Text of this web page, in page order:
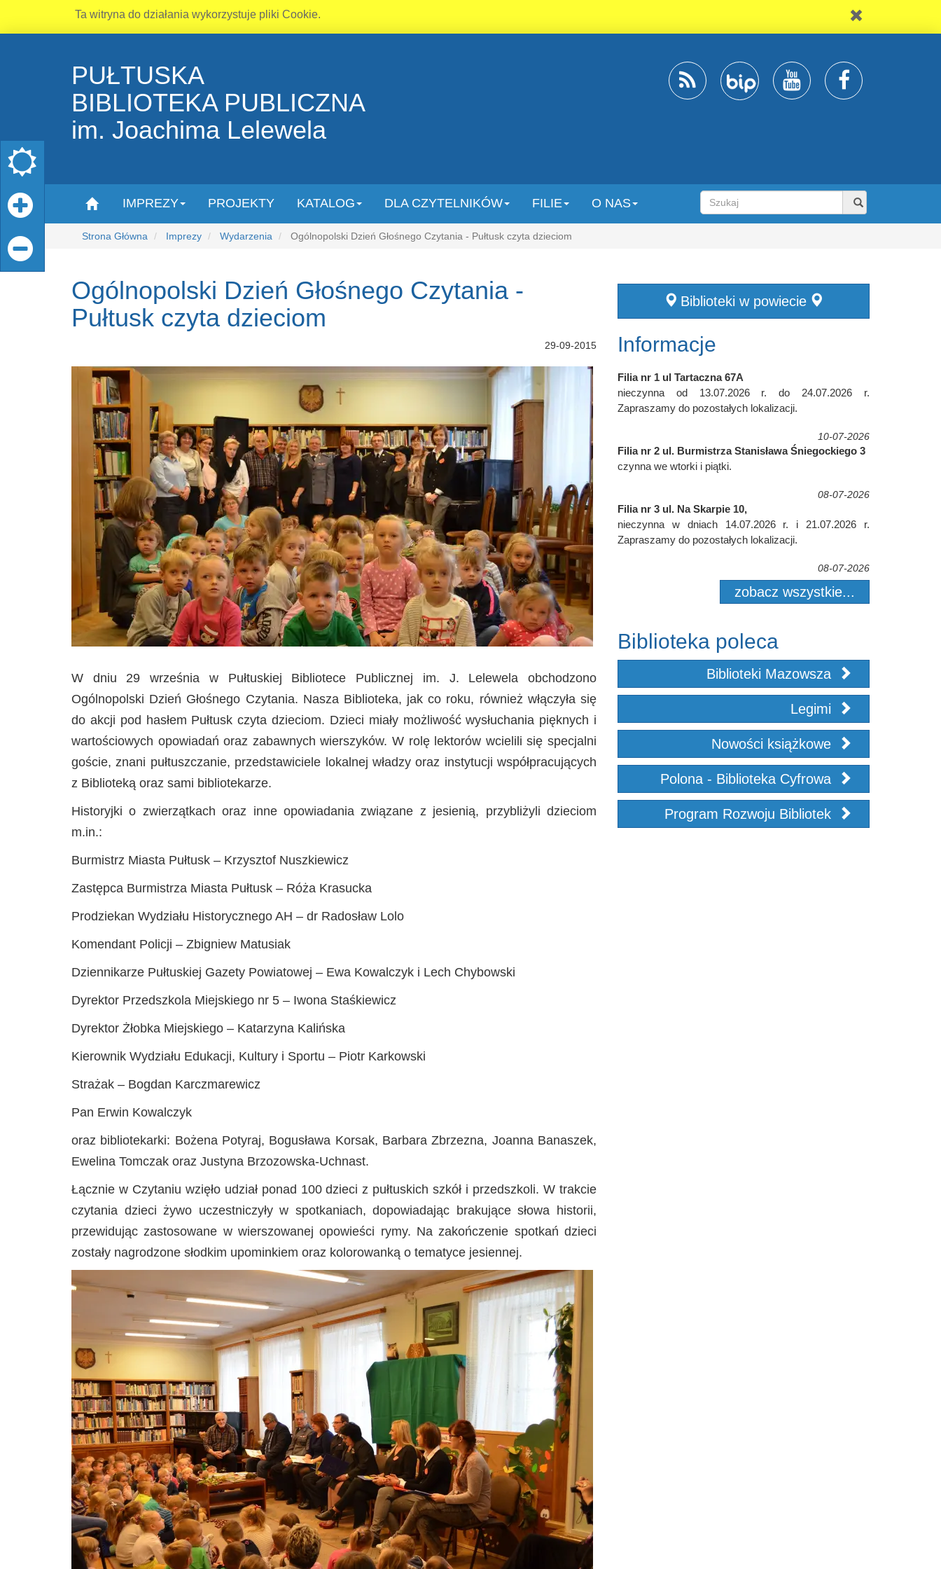
Ta witryna do działania wykorzystuje pliki Cookie.
PUŁTUSKA
BIBLIOTEKA PUBLICZNA
im. Joachima Lelewela
IMPREZY PROJEKTY KATALOG DLA CZYTELNIKÓW FILIE O NAS
Strona Główna Imprezy Wydarzenia Ogólnopolski Dzień Głośnego Czytania - Pułtusk czyta dzieciom
Ogólnopolski Dzień Głośnego Czytania -
Pułtusk czyta dzieciom
29-09-2015
W dniu 29 września w Pułtuskiej Bibliotece Publicznej im. J. Lelewela obchodzono
Ogólnopolski Dzień Głośnego Czytania. Nasza Biblioteka, jak co roku, również włączyła się
do akcji pod hasłem Pułtusk czyta dzieciom. Dzieci miały możliwość wysłuchania pięknych i
wartościowych opowiadań oraz zabawnych wierszyków. W rolę lektorów wcielili się specjalni
goście, znani pułtuszczanie, przedstawiciele lokalnej władzy oraz instytucji współpracujących
z Biblioteką oraz sami bibliotekarze.
Historyjki o zwierzątkach oraz inne opowiadania związane z jesienią, przybliżyli dzieciom
m.in.:
Burmistrz Miasta Pułtusk – Krzysztof Nuszkiewicz
Zastępca Burmistrza Miasta Pułtusk – Róża Krasucka
Prodziekan Wydziału Historycznego AH – dr Radosław Lolo
Komendant Policji – Zbigniew Matusiak
Dziennikarze Pułtuskiej Gazety Powiatowej – Ewa Kowalczyk i Lech Chybowski
Dyrektor Przedszkola Miejskiego nr 5 – Iwona Staśkiewicz
Dyrektor Żłobka Miejskiego – Katarzyna Kalińska
Kierownik Wydziału Edukacji, Kultury i Sportu – Piotr Karkowski
Strażak – Bogdan Karczmarewicz
Pan Erwin Kowalczyk
oraz bibliotekarki: Bożena Potyraj, Bogusława Korsak, Barbara Zbrzezna, Joanna Banaszek,
Ewelina Tomczak oraz Justyna Brzozowska-Uchnast.
Łącznie w Czytaniu wzięło udział ponad 100 dzieci z pułtuskich szkół i przedszkoli. W trakcie
czytania dzieci żywo uczestniczyły w spotkaniach, dopowiadając brakujące słowa historii,
przewidując zastosowane w wierszowanej opowieści rymy. Na zakończenie spotkań dzieci
zostały nagrodzone słodkim upominkiem oraz kolorowanką o tematyce jesiennej.
Biblioteki w powiecie
Informacje
Filia nr 1 ul Tartaczna 67A
nieczynna od 13.07.2026 r. do 24.07.2026 r.
Zapraszamy do pozostałych lokalizacji.
10-07-2026
Filia nr 2 ul. Burmistrza Stanisława Śniegockiego 3
czynna we wtorki i piątki.
08-07-2026
Filia nr 3 ul. Na Skarpie 10,
nieczynna w dniach 14.07.2026 r. i 21.07.2026 r.
Zapraszamy do pozostałych lokalizacji.
08-07-2026
zobacz wszystkie...
Biblioteka poleca
Biblioteki Mazowsza
Legimi
Nowości książkowe
Polona - Biblioteka Cyfrowa
Program Rozwoju Bibliotek